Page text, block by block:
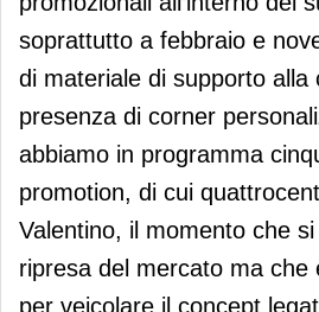
soprattutto a febbraio e
di materiale di supporto alla
presenza di corner
abbiamo in programma
promotion, di cui
Valentino, il momento che
ripresa del mercato ma che
per veicolare il concept